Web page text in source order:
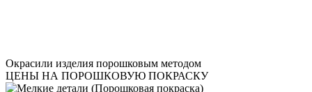
Окрасили изделия порошковым методом
ЦЕНЫ НА ПОРОШКОВУЮ ПОКРАСКУ